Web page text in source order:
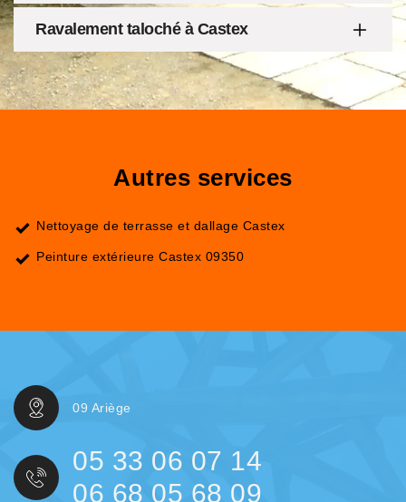
Ravalement taloché à Castex
Autres services
Nettoyage de terrasse et dallage Castex
Peinture extérieure Castex 09350
09 Ariège
05 33 06 07 14
06 68 05 68 09